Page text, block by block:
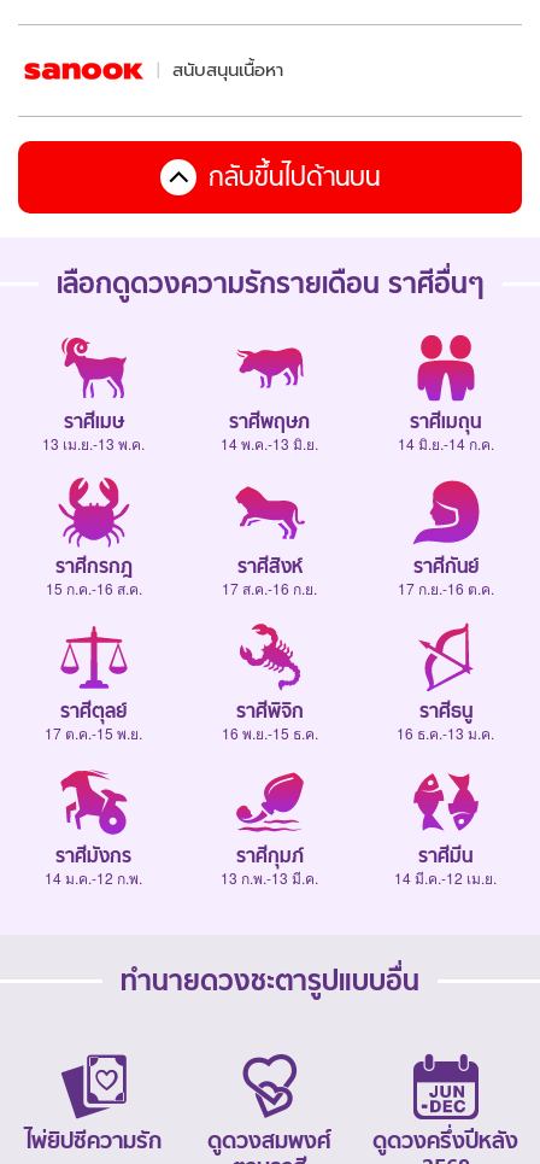
สนับสนุนเนื้อหา
กลับขึ้นไปด้านบน
เลือกดูดวงความรักรายเดือน ราศีอื่นๆ
ราศีเมษ
13 เม.ย.-13 พ.ค.
ราศีพฤษภ
14 พ.ค.-13 มิ.ย.
ราศีเมถุน
14 มิ.ย.-14 ก.ค.
ราศีกรกฎ
15 ก.ค.-16 ส.ค.
ราศีสิงห์
17 ส.ค.-16 ก.ย.
ราศีกันย์
17 ก.ย.-16 ต.ค.
ราศีตุลย์
17 ต.ค.-15 พ.ย.
ราศีพิจิก
16 พ.ย.-15 ธ.ค.
ราศีธนู
16 ธ.ค.-13 ม.ค.
ราศีมังกร
14 ม.ค.-12 ก.พ.
ราศีกุมภ์
13 ก.พ.-13 มี.ค.
ราศีมีน
14 มี.ค.-12 เม.ย.
ทำนายดวงชะตารูปแบบอื่น
ไพ่ยิปซีความรัก
ดูดวงสมพงศ์
ดูดวงครึ่งปีหลัง